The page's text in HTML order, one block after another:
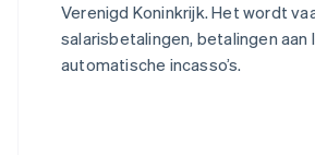
Verenigd Koninkrijk. Het wordt
salarisbetalingen, betalingen aan
automatische incasso’s.